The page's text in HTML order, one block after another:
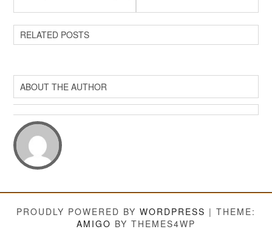
RELATED POSTS
ABOUT THE AUTHOR
PROUDLY POWERED BY WORDPRESS | THEME:
AMIGO BY THEMES4WP